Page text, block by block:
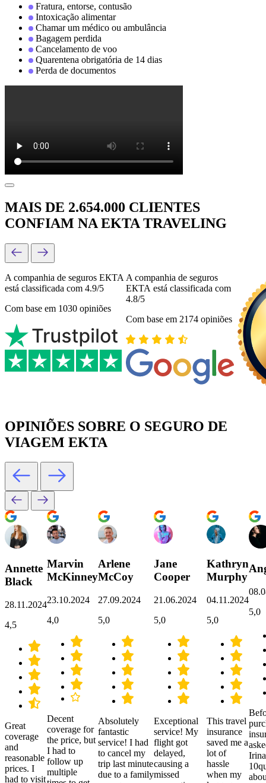
Fratura, entorse, contusão
Intoxicação alimentar
Chamar um médico ou ambulância
Bagagem perdida
Cancelamento de voo
Quarentena obrigatória de 14 dias
Perda de documentos
MAIS DE 2.654.000 CLIENTES
CONFIAM NA EKTA TRAVELING
A companhia de seguros ЕКТА
está classificada com 4.9/5
Com base em 1030 opiniões
A companhia de seguros
ЕКТА está classificada com
4.8/5
Com base em 2174 opiniões
OPINIÕES SOBRE O SEGURO DE
VIAGEM EKTA
Annette
Black
28.11.2024
4,5
Great
coverage
and
reasonable
prices. I
had to visit
Marvin
McKinney
23.10.2024
4,0
Decent
coverage for
the price, but
I had to
follow up
multiple
Arlene
McCoy
27.09.2024
5,0
Absolutely
fantastic
service! I had
to cancel my
trip last minute
due to a family
Jane
Cooper
21.06.2024
5,0
Exceptional
service! My
flight got
delayed,
causing a
missed
Kathryn
Murphy
04.11.2024
5,0
This travel
insurance
saved me a
lot of
hassle
when my
5,0